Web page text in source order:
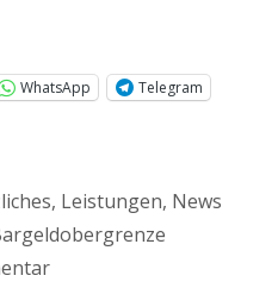
WhatsApp
Telegram
, Leistungen, News